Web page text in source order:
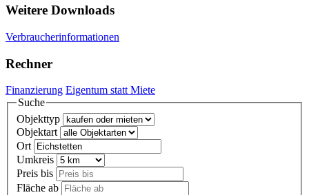
Weitere Downloads
Verbraucherinformationen
Rechner
Finanzierung Eigentum statt Miete
Suche
Objekttyp
Objektart
Ort
Umkreis
Preis bis
Fläche ab